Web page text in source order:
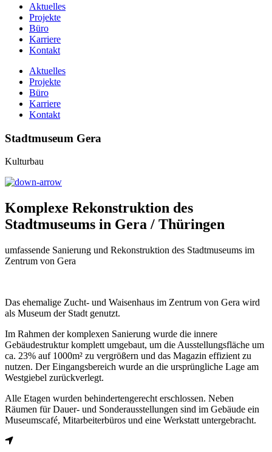
Aktuelles
Projekte
Büro
Karriere
Kontakt
Aktuelles
Projekte
Büro
Karriere
Kontakt
Stadtmuseum Gera
Kulturbau
Komplexe Rekonstruktion des
Stadtmuseums in Gera / Thüringen
umfassende Sanierung und Rekonstruktion des Stadtmuseums im
Zentrum von Gera
Das ehemalige Zucht- und Waisenhaus im Zentrum von Gera wird
als Museum der Stadt genutzt.
Im Rahmen der komplexen Sanierung wurde die innere
Gebäudestruktur komplett umgebaut, um die Ausstellungsfläche um
ca. 23% auf 1000m² zu vergrößern und das Magazin effizient zu
nutzen. Der Eingangsbereich wurde an die ursprüngliche Lage am
Westgiebel zurückverlegt.
Alle Etagen wurden behindertengerecht erschlossen. Neben
Räumen für Dauer- und Sonderausstellungen sind im Gebäude ein
Museumscafé, Mitarbeiterbüros und eine Werkstatt untergebracht.